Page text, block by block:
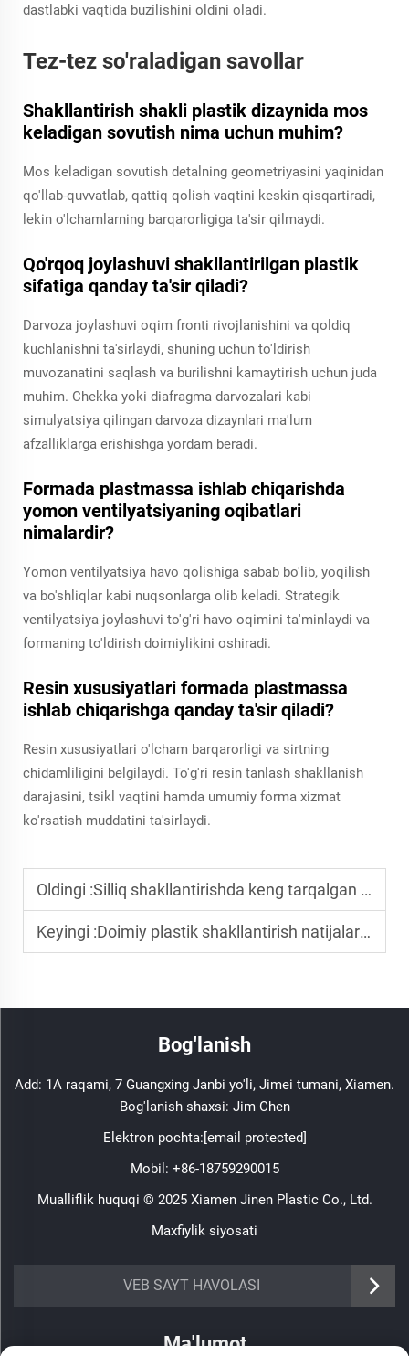
dastlabki vaqtida buzilishini oldini oladi.
Tez-tez so'raladigan savollar
Shakllantirish shakli plastik dizaynida mos
keladigan sovutish nima uchun muhim?
Mos keladigan sovutish detalning geometriyasini yaqinidan
qo'llab-quvvatlab, qattiq qolish vaqtini keskin qisqartiradi,
lekin o'lchamlarning barqarorligiga ta'sir qilmaydi.
Qo'rqoq joylashuvi shakllantirilgan plastik
sifatiga qanday ta'sir qiladi?
Darvoza joylashuvi oqim fronti rivojlanishini va qoldiq
kuchlanishni ta'sirlaydi, shuning uchun to'ldirish
muvozanatini saqlash va burilishni kamaytirish uchun juda
muhim. Chekka yoki diafragma darvozalari kabi
simulyatsiya qilingan darvoza dizaynlari ma'lum
afzalliklarga erishishga yordam beradi.
Formada plastmassa ishlab chiqarishda
yomon ventilyatsiyaning oqibatlari
nimalardir?
Yomon ventilyatsiya havo qolishiga sabab bo'lib, yoqilish
va bo'shliqlar kabi nuqsonlarga olib keladi. Strategik
ventilyatsiya joylashuvi to'g'ri havo oqimini ta'minlaydi va
formaning to'ldirish doimiylikini oshiradi.
Resin xususiyatlari formada plastmassa
ishlab chiqarishga qanday ta'sir qiladi?
Resin xususiyatlari o'lcham barqarorligi va sirtning
chidamliligini belgilaydi. To'g'ri resin tanlash shakllanish
darajasini, tsikl vaqtini hamda umumiy forma xizmat
ko'rsatish muddatini ta'sirlaydi.
Oldingi :Silliq shakllantirishda keng tarqalgan xatolar va ularni qanday oldini olish mumkin
Keyingi :Doimiy plastik shakllantirish natijalarini ta'minlash uchun eng yaxshi amaliyotlar
Bog'lanish
Add: 1A raqami, 7 Guangxing Janbi yo'li, Jimei tumani, Xiamen.
Bog'lanish shaxsi: Jim Chen
Elektron pochta:[email protected]
Mobil: +86-18759290015
Mualliflik huquqi © 2025 Xiamen Jinen Plastic Co., Ltd.
Maxfiylik siyosati
VEB SAYT HAVOLASI
https://www.jinenplastic.com/service
Ma'lumot